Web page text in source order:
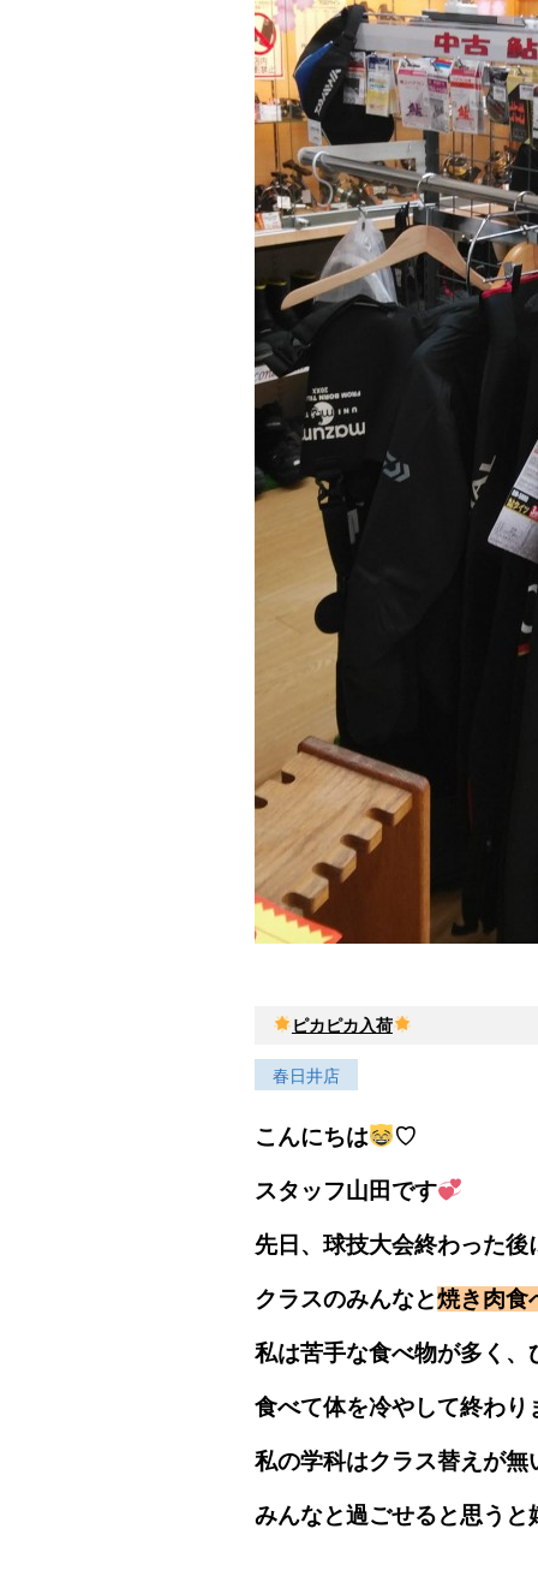
ピカピカ入荷
春日井店
こんにちは ♡
スタッフ山田です
先日、球技大会終わった後
クラスのみんなと焼き肉食
私は苦手な食べ物が多く
食べて体を冷やして終わり
私の学科はクラス替えが無
みんなと過ごせると思うと